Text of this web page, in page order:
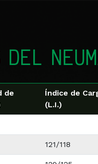
de
Índice de
(L.I.)
121/118